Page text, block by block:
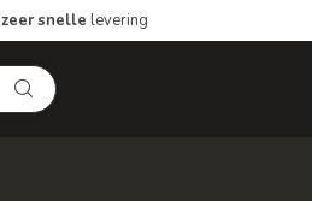
zeer snelle levering